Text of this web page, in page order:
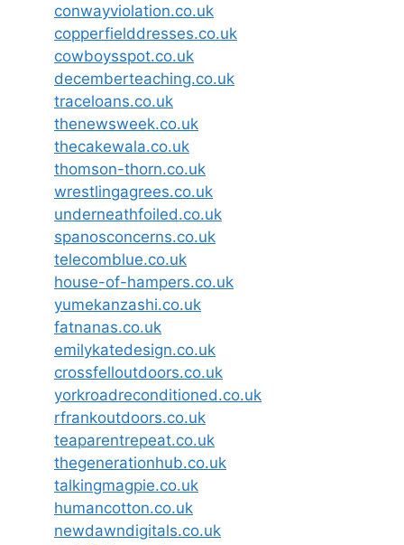
conwayviolation.co.uk
copperfielddresses.co.uk
cowboysspot.co.uk
decemberteaching.co.uk
traceloans.co.uk
thenewsweek.co.uk
thecakewala.co.uk
thomson-thorn.co.uk
wrestlingagrees.co.uk
underneathfoiled.co.uk
spanosconcerns.co.uk
telecomblue.co.uk
house-of-hampers.co.uk
yumekanzashi.co.uk
fatnanas.co.uk
emilykatedesign.co.uk
crossfelloutdoors.co.uk
yorkroadreconditioned.co.uk
rfrankoutdoors.co.uk
teaparentrepeat.co.uk
thegenerationhub.co.uk
talkingmagpie.co.uk
humancotton.co.uk
newdawndigitals.co.uk